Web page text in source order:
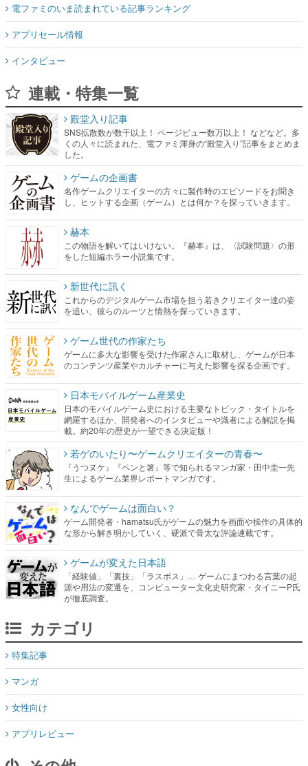
電ファミのいま読まれている記事ランキング
アプリセール情報
インタビュー
連載・特集一覧
殿堂入り記事
SNS拡散数が数千以上！ ページビュー数万以上！ などなど。多
くの人々に読まれた、電ファミ渾身の“殿堂入り”記事をまとめま
した。
ゲームの企画書
名作ゲームクリエイターの方々に製作時のエピソードをお聞き
し、ヒットする企画（ゲーム）とは何か？を探っていきます。
赫本
この物語を解いてはいけない。『赫本』は、〈試験問題〉の形
をした短編ホラー小説集です。
新世代に訊く
これからのデジタルゲーム市場を担う若きクリエイター達の姿
を追い、彼らのルーツと情熱を探っていきます。
ゲーム世代の作家たち
ゲームに多大な影響を受けた作家さんに取材し、ゲームが日本
のコンテンツ産業やカルチャーに与えた影響を探る企画です。
日本モバイルゲーム産業史
日本のモバイルゲーム史における主要なトピック・タイトルを
網羅するほか、開発者へのインタビューや識者による解説を掲
載。約20年の歴史が一望できる決定版！
若ゲのいたり〜ゲームクリエイターの青春〜
『うつヌケ』『ペンと箸』等で知られるマンガ家・田中圭一先
生によるゲーム業界レポートマンガです。
なんでゲームは面白い？
ゲーム開発者・hamatsu氏がゲームの魅力を画面や操作の具体的
な形から解き明かしていく、硬派で骨太な評論連載です。
ゲームが変えた日本語
「経験値」「裏技」「ラスボス」… ゲームにまつわる言葉の起
源や用法の変遷を、コンピューター文化史研究家・タイニーP氏
が徹底調査。
カテゴリ
特集記事
マンガ
女性向け
アプリレビュー